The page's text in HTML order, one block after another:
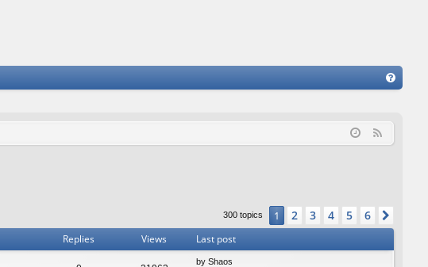
Q
300 topics 1 2 3 4 5 6
Replies Views Last post
by Shaos